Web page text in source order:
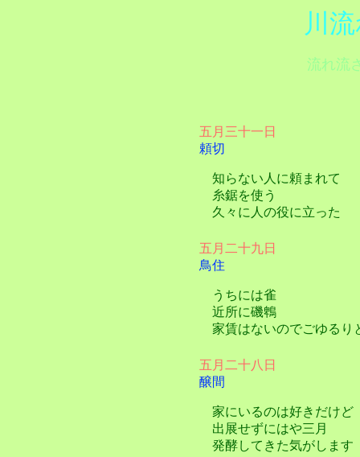
川
流れ流
五月三十一日
頼切
知らない人に頼まれて
糸鋸を使う
久々に人の役に立った
五月二十九日
鳥住
うちには雀
近所に磯鵯
家賃はないのでごゆるり
五月二十八日
醸間
家にいるのは好きだけど
出展せずにはや三月
発酵してきた気がします